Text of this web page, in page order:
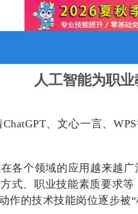
人工智能为职
、文心一言、
各个领域的应用越来越
式、职业技能素质要求
的技术技能岗位逐步被